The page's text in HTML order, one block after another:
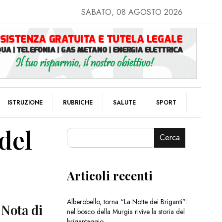
SABATO, 08 AGOSTO 2026
ISTRUZIONE RUBRICHE SALUTE SPORT
di
Cerca
Articoli recenti
Alberobello, torna “La Notte dei Briganti”:
nel bosco della Murgia rivive la storia del